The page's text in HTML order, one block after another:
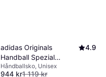
adidas Originals
Handball Spezial
Trainers Black Croc
4.9
Håndballsko, Unisex
944 kr1 119 kr